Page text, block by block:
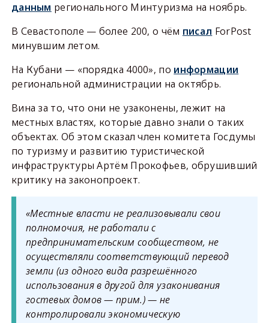
данным регионального Минтуризма на ноябрь.
В Севастополе — более 200, о чём писал ForPost
минувшим летом.
На Кубани — «порядка 4000», по информации
региональной администрации на октябрь.
Вина за то, что они не узаконены, лежит на
местных властях, которые давно знали о таких
объектах. Об этом сказал член комитета Госдумы
по туризму и развитию туристической
инфраструктуры Артём Прокофьев, обрушивший
критику на законопроект.
«Местные власти не реализовывали свои
полномочия, не работали с
предпринимательским сообществом, не
осуществляли соответствующий перевод
земли (из одного вида разрешённого
использования в другой для узаконивания
гостевых домов — прим.) — не
контролировали экономическую